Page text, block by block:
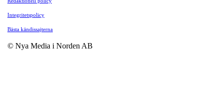
Integritetspolicy
Bästa kändissajterna
© Nya Media i Norden AB